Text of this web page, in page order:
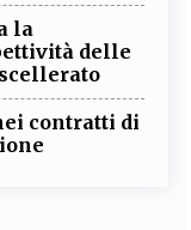
la
delle
contratti di